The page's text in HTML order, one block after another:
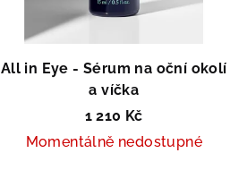
All in Eye - Sérum na oční okolí
a víčka
1 210 Kč
Momentálně nedostupné